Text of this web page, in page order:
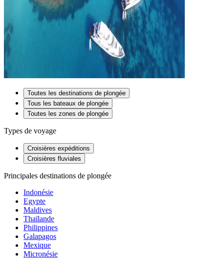
Toutes les destinations de plongée
Tous les bateaux de plongée
Toutes les zones de plongée
Types de voyage
Croisières expéditions
Croisières fluviales
Principales destinations de plongée
Indonésie
Egypte
Maldives
Thaïlande
Philippines
Galapagos
Mexique
Micronésie